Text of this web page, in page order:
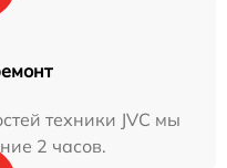
техники JVC мы
2 часов.